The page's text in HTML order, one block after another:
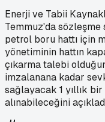
Enerji ve Tabii
Temmuz'da
petrol boru hattı için
yönetiminin hattın
çıkarma talebi
imzalanana kadar
sağlayacak 1 yıllık
alınabileceğini